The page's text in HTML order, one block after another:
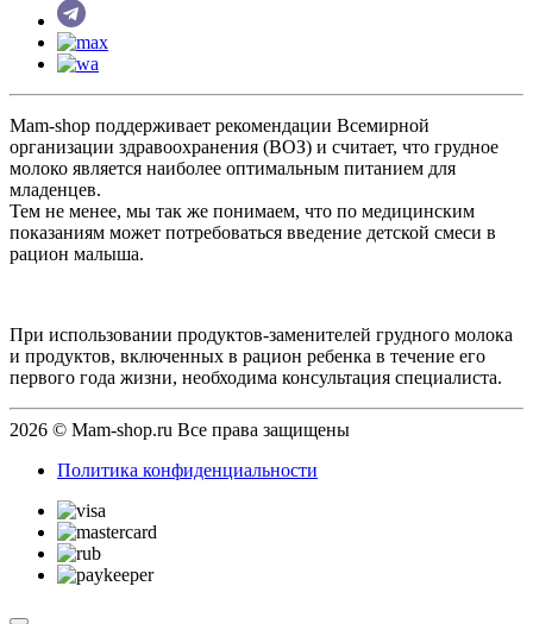
Mam-shop поддерживает рекомендации Всемирной
организации здравоохранения (ВОЗ) и считает, что грудное
молоко является наиболее оптимальным питанием для
младенцев.
Тем не менее, мы так же понимаем, что по медицинским
показаниям может потребоваться введение детской смеси в
рацион малыша.
При использовании продуктов-заменителей грудного молока
и продуктов, включенных в рацион ребенка в течение его
первого года жизни, необходима консультация специалиста.
2026 © Mam-shop.ru Все права защищены
Политика конфиденциальности